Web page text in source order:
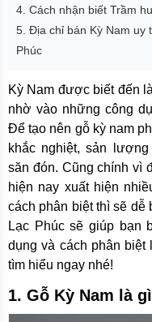
4. Cách nhận biết Trầm
5. Địa chỉ bán Kỳ Nam uy
Phúc
Kỳ Nam được biết đến
nhờ vào những công
Để tạo nên gỗ kỳ nam
khắc nghiệt, sản
săn đón. Cũng chính vì
hiện nay xuất hiện
cách phân biệt thì sẽ dễ
Lạc Phúc sẽ giúp bạn
dụng và cách phân
tìm hiểu ngay nhé!
1. Gỗ Kỳ Nam là